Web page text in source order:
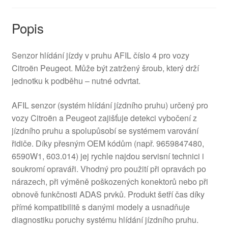
Popis
Senzor hlídání jízdy v pruhu AFIL číslo 4 pro vozy
Citroën Peugeot. Může být zatržený šroub, který drží
jednotku k podběhu – nutné odvrtat.
AFIL senzor (systém hlídání jízdního pruhu) určený pro
vozy Citroën a Peugeot zajišťuje detekci vybočení z
jízdního pruhu a spolupůsobí se systémem varování
řidiče. Díky přesným OEM kódům (např. 9659847480,
6590W1, 603.014) jej rychle najdou servisní technici i
soukromí opraváři. Vhodný pro použití při opravách po
nárazech, při výměně poškozených konektorů nebo při
obnově funkčnosti ADAS prvků. Produkt šetří čas díky
přímé kompatibilitě s danými modely a usnadňuje
diagnostiku poruchy systému hlídání jízdního pruhu.